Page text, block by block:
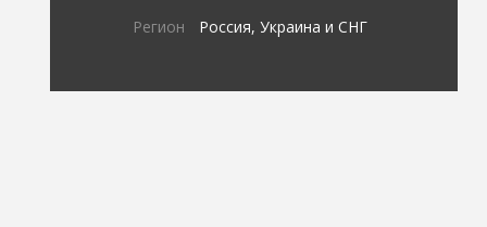
Регион Россия, Украина и СНГ